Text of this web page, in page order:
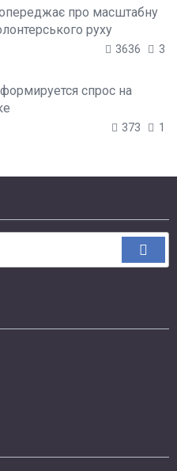
про масштабну
руху
3636 3
спрос на
373 1